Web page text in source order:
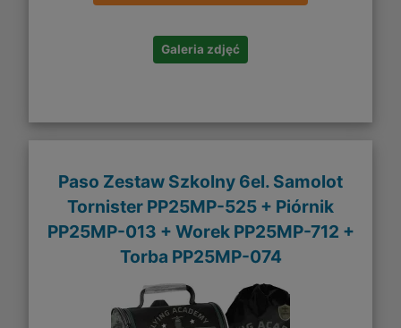
Galeria zdjęć
Paso Zestaw Szkolny 6el. Samolot
Tornister PP25MP-525 + Piórnik
PP25MP-013 + Worek PP25MP-712 +
Torba PP25MP-074